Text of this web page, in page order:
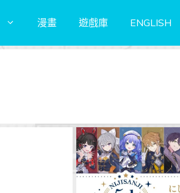
漫畫 遊戲庫 ENGLISH